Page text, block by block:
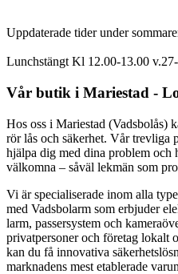
Uppdaterade tider under
Lunchstängt Kl 12.00-13.00
Vår butik i Mariestad -
Hos oss i Mariestad (Vadsbolås)
rör lås och säkerhet. Vår trevliga
hjälpa dig med dina problem
välkomna – såväl lekmän som
Vi är specialiserade inom alla
med Vadsbolarm som erbjuder
larm, passersystem och
privatpersoner och företag lokalt
kan du få innovativa
marknadens mest etablerade